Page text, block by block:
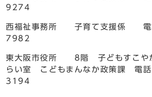
9274
西福祉事務所 子育て支援係
7982
東大阪市役所 8階 子どもすこや
らい室 こどもまんなか政策課
3194